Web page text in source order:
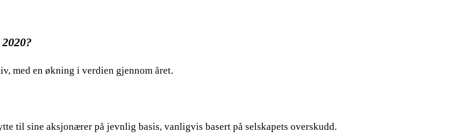
med en økning i verdien gjennom året.
til sine aksjonærer på jevnlig basis, vanligvis basert på selskapets overskudd.